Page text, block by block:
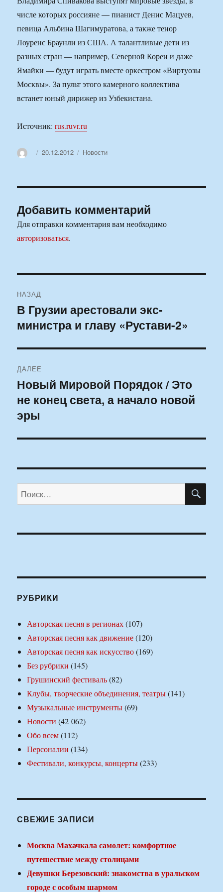
числе которых россияне — пианист Денис Мацуев,
певица Альбина Шагимуратова, а также тенор
Лоуренс Браунли из США. А талантливые дети из
разных стран — например, Северной Кореи и даже
Ямайки — будут играть вместе оркестром «Виртуозы
Москвы». За пульт этого камерного коллектива
встанет юный дирижер из Узбекистана.
Источник:rus.ruvr.ru
АвторОпубликовано
20.12.2012 Рубрики
Новости
Добавить комментарий
Для отправки комментария вам необходимо
авторизоваться.
по
записям
НАЗАД
Предыдущая
запись:
В Грузии арестовали экс-
министра и главу «Рустави-2»
ДАЛЕЕ
Следующая
запись:
Новый Мировой Порядок / Это
не конец света, а начало новой
эры
Искать:
РУБРИКИ
Авторская песня в регионах(107)
Авторская песня как движение(120)
Авторская песня как искусство(169)
Без рубрики (145)
Грушинский фестиваль(82)
Клубы, творческие объединения, театры(141)
Музыкальные инструменты(69)
Новости (42 062)
Обо всем(112)
Персоналии (134)
Фестивали, конкурсы, концерты(233)
СВЕЖИЕ ЗАПИСИ
Москва Махачкала самолет: комфортное
путешествие между столицами
Девушки Березовский: знакомства в уральском
городе с особым шармом